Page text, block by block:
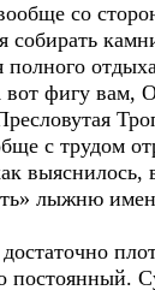
со
собирать
полного
вот фигу вам,
с трудом
лыжню
постоянный.